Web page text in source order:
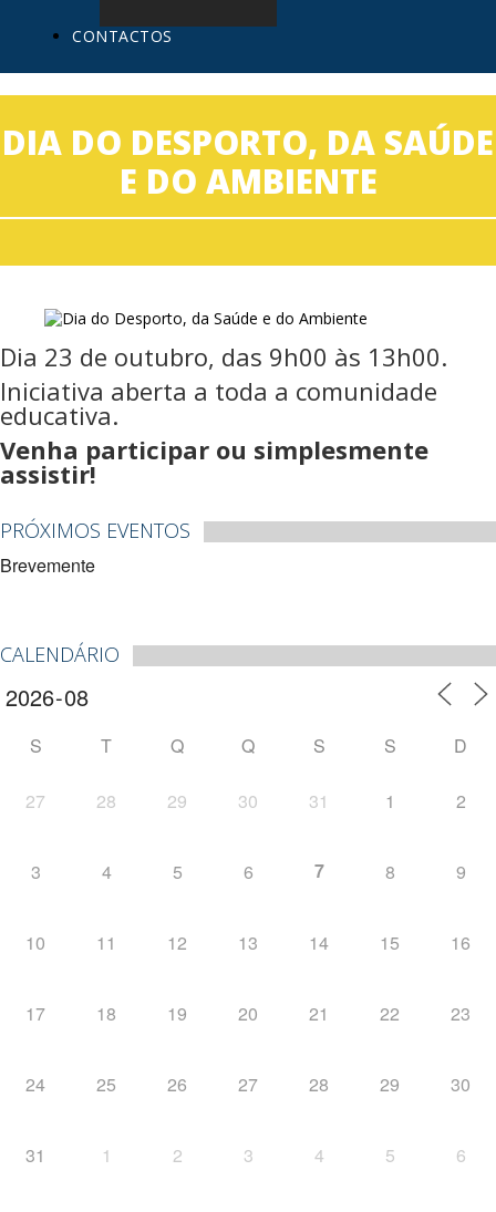
CONTACTOS
DIA DO DESPORTO, DA SAÚDE
E DO AMBIENTE
Dia 23 de outubro, das 9h00 às 13h00.
Iniciativa aberta a toda a comunidade
educativa.
Venha participar ou simplesmente
assistir!
PRÓXIMOS EVENTOS
Brevemente
CALENDÁRIO
S T Q Q S S D
27 28 29 30 31 1 2
3 4 5 6 7 8 9
10 11 12 13 14 15 16
17 18 19 20 21 22 23
24 25 26 27 28 29 30
31 1 2 3 4 5 6